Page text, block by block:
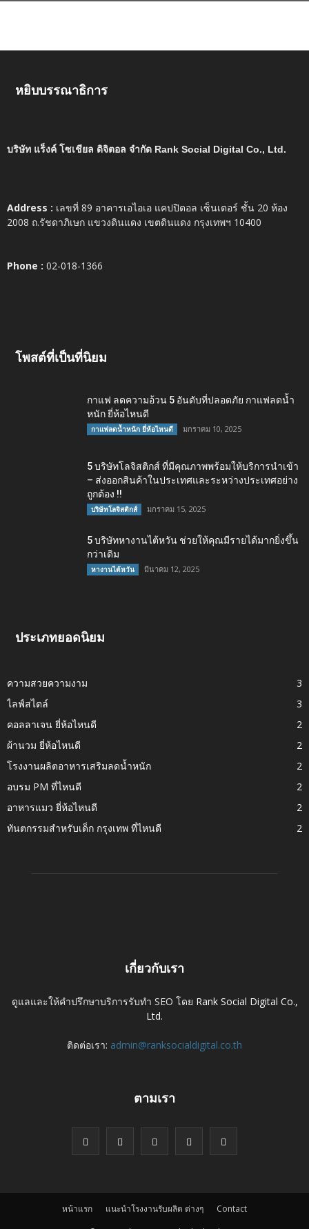
หยิบบรรณาธิการ
บริษัท แร็งค์ โซเชียล ดิจิตอล จำกัด Rank Social Digital Co., Ltd.
Address : เลขที่ 89 อาคารเอไอเอ แคปปิตอล เซ็นเตอร์ ชั้น 20 ห้อง
2008 ถ.รัชดาภิเษก แขวงดินแดง เขตดินแดง กรุงเทพฯ 10400
Phone : 02-018-1366
โพสต์ที่เป็นที่นิยม
กาแฟ ลดความอ้วน 5 อันดับที่ปลอดภัย กาแฟลดน้ำ
หนัก ยี่ห้อไหนดี
กาแฟลดน้ำหนัก ยี่ห้อไหนดี มกราคม 10, 2025
5 บริษัทโลจิสติกส์ ที่มีคุณภาพพร้อมให้บริการนำเข้า
– ส่งออกสินค้าในประเทศและระหว่างประเทศอย่าง
ถูกต้อง !!
บริษัทโลจิสติกส์ มกราคม 15, 2025
5 บริษัทหางานไต้หวัน ช่วยให้คุณมีรายได้มากยิ่งขึ้น
กว่าเดิม
หางานไต้หวัน มีนาคม 12, 2025
ประเภทยอดนิยม
ความสวยความงาม
3
ไลฟ์สไตล์
3
คอลลาเจน ยี่ห้อไหนดี
2
ผ้านวม ยี่ห้อไหนดี
2
โรงงานผลิตอาหารเสริมลดน้ำหนัก
2
อบรม PM ที่ไหนดี
2
อาหารแมว ยี่ห้อไหนดี
2
ทันตกรรมสำหรับเด็ก กรุงเทพ ที่ไหนดี
2
เกี่ยวกับเรา
ดูแลและให้คำปรึกษาบริการรับทำ SEO โดย Rank Social Digital Co.,
Ltd.
ติดต่อเรา: admin@ranksocialdigital.co.th
ตามเรา
หน้าแรก แนะนำโรงงานรับผลิต ต่างๆ
Contact